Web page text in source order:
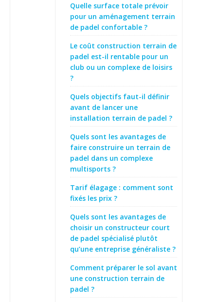
Quelle surface totale prévoir
pour un aménagement terrain
de padel confortable ?
Le coût construction terrain de
padel est-il rentable pour un
club ou un complexe de loisirs
?
Quels objectifs faut-il définir
avant de lancer une
installation terrain de padel ?
Quels sont les avantages de
faire construire un terrain de
padel dans un complexe
multisports ?
Tarif élagage : comment sont
fixés les prix ?
Quels sont les avantages de
choisir un constructeur court
de padel spécialisé plutôt
qu’une entreprise généraliste ?
Comment préparer le sol avant
une construction terrain de
padel ?